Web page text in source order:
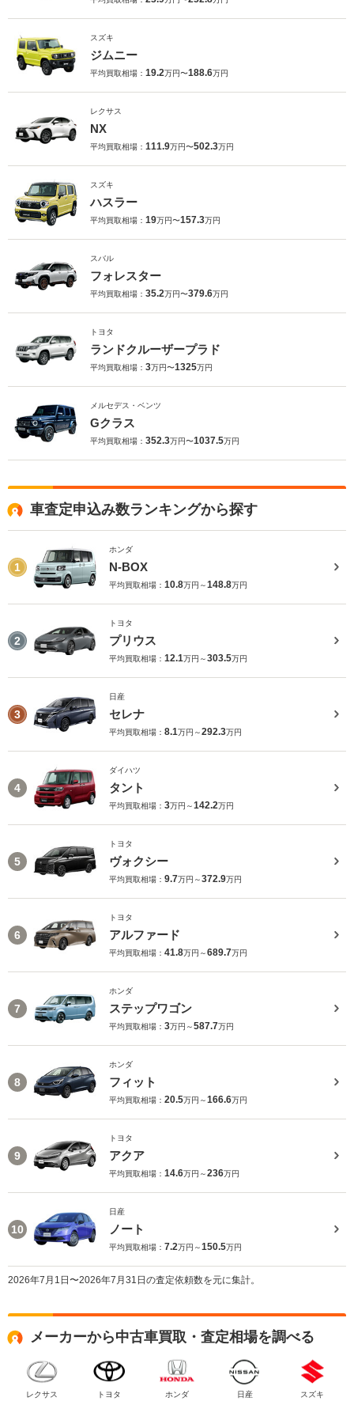
スズキ
ジムニー
平均買取相場： 19.2万円〜188.6万円
レクサス
NX
平均買取相場： 111.9万円〜502.3万円
スズキ
ハスラー
平均買取相場： 19万円〜157.3万円
スバル
フォレスター
平均買取相場： 35.2万円〜379.6万円
トヨタ
ランドクルーザープラド
平均買取相場： 3万円〜1325万円
メルセデス・ベンツ
Gクラス
平均買取相場： 352.3万円〜1037.5万円
車査定申込み数ランキングから探す
1
ホンダ
N-BOX
平均買取相場： 10.8万円～148.8万円
2
トヨタ
プリウス
平均買取相場： 12.1万円～303.5万円
3
日産
セレナ
平均買取相場： 8.1万円～292.3万円
4
ダイハツ
タント
平均買取相場： 3万円～142.2万円
5
トヨタ
ヴォクシー
平均買取相場： 9.7万円～372.9万円
6
トヨタ
アルファード
平均買取相場： 41.8万円～689.7万円
7
ホンダ
ステップワゴン
平均買取相場： 3万円～587.7万円
8
ホンダ
フィット
平均買取相場： 20.5万円～166.6万円
9
トヨタ
アクア
平均買取相場： 14.6万円～236万円
10
日産
ノート
平均買取相場： 7.2万円～150.5万円
2026年7月1日〜2026年7月31日の査定依頼数を元に集計。
メーカーから中古車買取・査定相場を調べる
レクサス トヨタ ホンダ 日産 スズキ